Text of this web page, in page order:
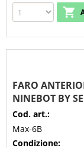
FARO
NINEBOT BY
Cod. art.:
Max-6B
Condizione: